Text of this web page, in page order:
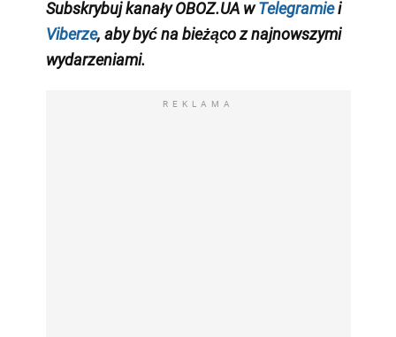
Subskrybuj kanały OBOZ.UA wTelegramiei
Viberze, aby być na bieżąco znajnowszymi
wydarzeniami.
REKLAMA